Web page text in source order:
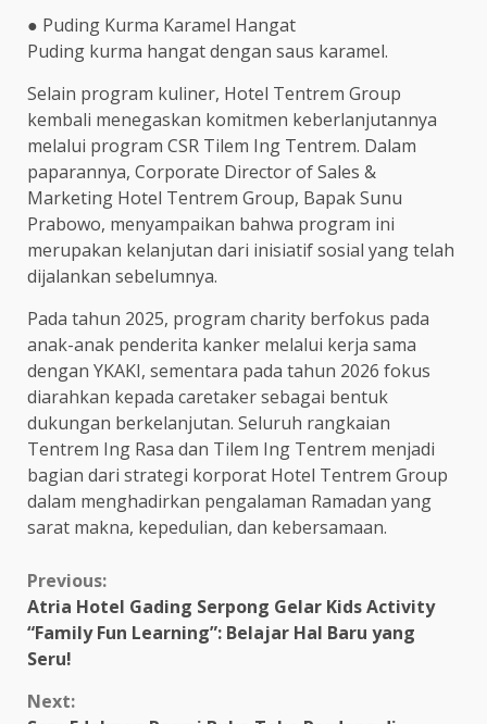
● Puding Kurma Karamel Hangat
Puding kurma hangat dengan saus karamel.
Selain program kuliner, Hotel Tentrem Group
kembali menegaskan komitmen keberlanjutannya
melalui program CSR Tilem Ing Tentrem. Dalam
paparannya, Corporate Director of Sales &
Marketing Hotel Tentrem Group, Bapak Sunu
Prabowo, menyampaikan bahwa program ini
merupakan kelanjutan dari inisiatif sosial yang telah
dijalankan sebelumnya.
Pada tahun 2025, program charity berfokus pada
anak-anak penderita kanker melalui kerja sama
dengan YKAKI, sementara pada tahun 2026 fokus
diarahkan kepada caretaker sebagai bentuk
dukungan berkelanjutan. Seluruh rangkaian
Tentrem Ing Rasa dan Tilem Ing Tentrem menjadi
bagian dari strategi korporat Hotel Tentrem Group
dalam menghadirkan pengalaman Ramadan yang
sarat makna, kepedulian, dan kebersamaan.
Continue
Reading
Previous:
Atria Hotel Gading Serpong Gelar Kids Activity
“Family Fun Learning”: Belajar Hal Baru yang
Seru!
Next: